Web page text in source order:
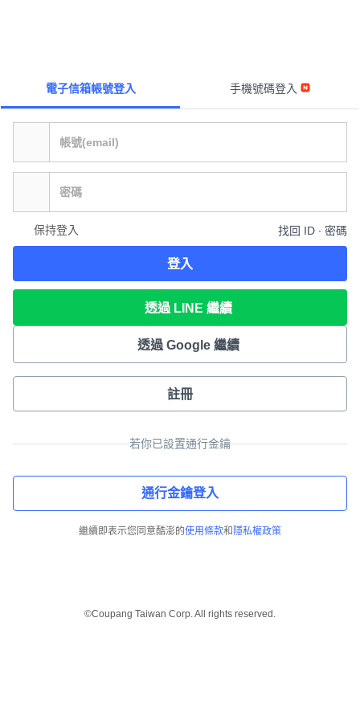
電子信箱帳號登入 手機號碼登入
保持登入 找回 ID ∙ 密碼
登入
透過 LINE 繼續
透過 Google 繼續
註冊
若你已設置通行金鑰
通行金鑰登入
繼續即表示您同意酷澎的使用條款和 隱私權政策
©Coupang Taiwan Corp. All rights reserved.